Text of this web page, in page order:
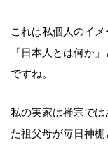
これは私個人のイ
「日本人とは何か
ですね。
私の実家は禅宗で
た祖父母が毎日神